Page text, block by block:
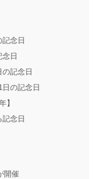
念日
日
記念日
の記念日
】
念日
開催